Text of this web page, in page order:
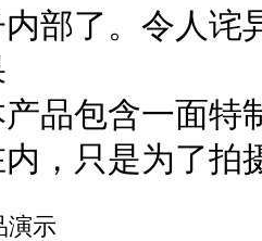
部了。令人诧
品包含一面特
，只是为了拍
演示